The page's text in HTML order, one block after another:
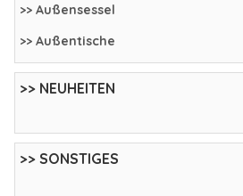
>> Außensessel
>> Außentische
>> NEUHEITEN
>> SONSTIGES